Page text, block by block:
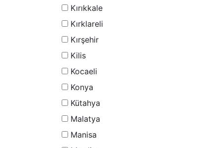
Kırıkkale
Kırklareli
Kırşehir
Kilis
Kocaeli
Konya
Kütahya
Malatya
Manisa